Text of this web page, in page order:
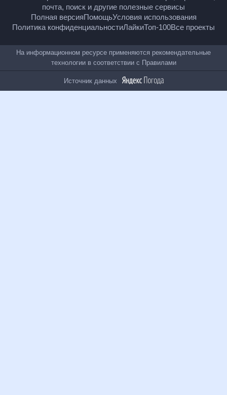
гороскопы, почта, поиск и другие полезные сервисы
Полная версияПомощьУсловия использования
Политика конфиденциальностиЛайкиТоп-100
На информационном ресурсе применяются
рекомендательные технологии в соответствии сПравилами
Источник данных